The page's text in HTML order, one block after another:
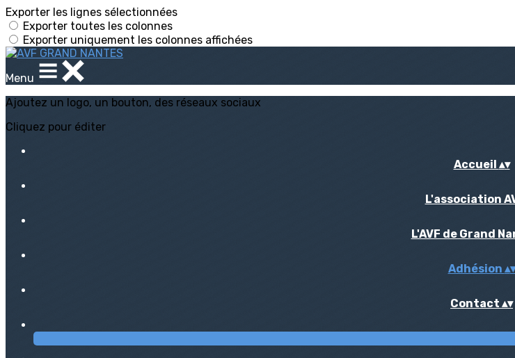
Exporter les lignes sélectionnées
Exporter toutes les colonnes
Exporter uniquement les colonnes affichées
Menu
Ajoutez un logo, un bouton, des réseaux sociaux
Cliquez pour éditer
Accueil ▴▾
L'association
L'AVF de Grand
Adhésion ▴▾
Contact ▴▾